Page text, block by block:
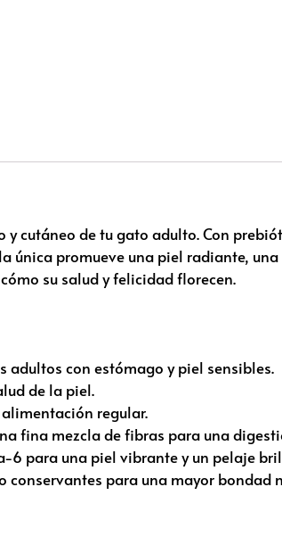
cutáneo de tu gato adulto. Con
única promueve una piel radiante,
su salud y felicidad florecen.
con estómago y piel sensibles.
de la piel.
regular.
fina mezcla de fibras para una
6 para una piel vibrante y un pelaje
para una mayor bondad